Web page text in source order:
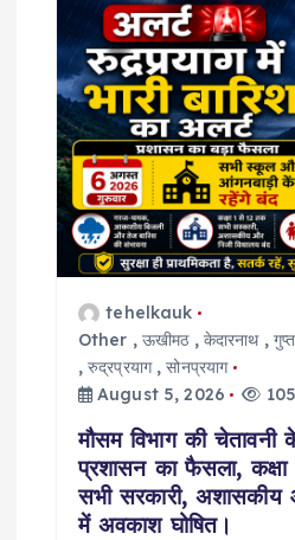
tehelkauk
Other , ऊखीमठ, केदारनाथ,
,रुद्रप्रयाग,सोनप्रयाग
August 5, 2026
मौसम विभाग की चेतावनी
प्रशासन का फैसला,
सभी सरकारी, अशासकीय
में अवकाश घोषित।